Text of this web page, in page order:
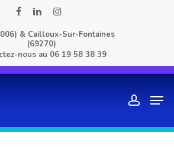
facebooklinkedininstagram
& Cailloux-Sur-Fontaines
(69270)
nous au 06 19 58 38 39